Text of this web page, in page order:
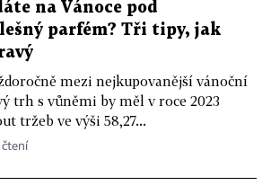
na Vánoce pod
parfém? Tři tipy, jak
mezi nejkupovanější vánoční
trh s vůněmi by měl v roce 2023
tržeb ve výši 58,27...
čtení